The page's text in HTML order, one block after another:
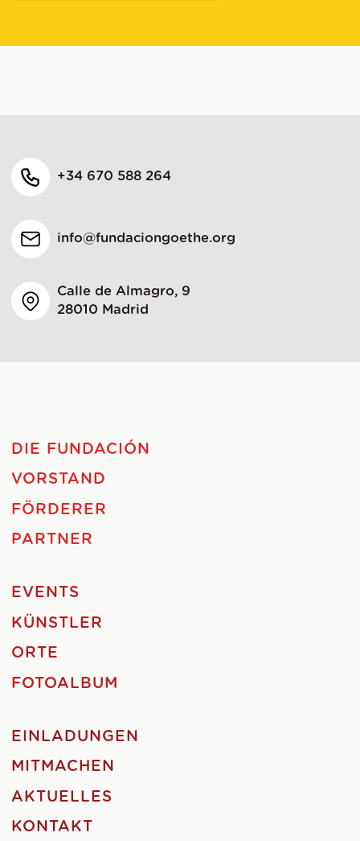
+34 670 588 264
info@fundaciongoethe.org
Calle de Almagro, 9
28010 Madrid
DIE FUNDACIÓN
VORSTAND
FÖRDERER
PARTNER
EVENTS
KÜNSTLER
ORTE
FOTOALBUM
EINLADUNGEN
MITMACHEN
AKTUELLES
KONTAKT